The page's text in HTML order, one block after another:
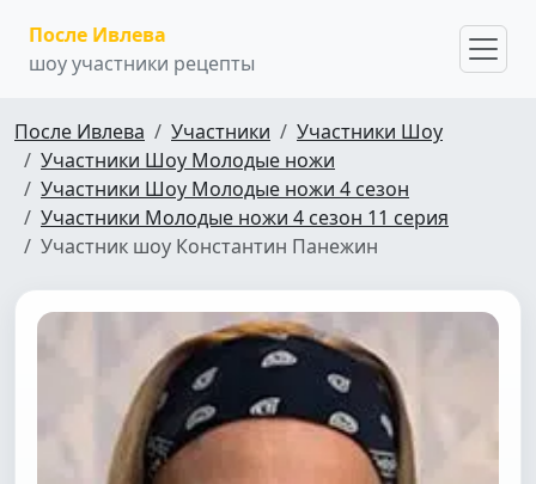
После Ивлева
шоу участники рецепты
После Ивлева Участники
Участники Шоу
Участники Шоу Молодые ножи
Участники Шоу Молодые ножи 4 сезон
Участники Молодые ножи 4 сезон 11 серия
Участник шоу Константин Панежин